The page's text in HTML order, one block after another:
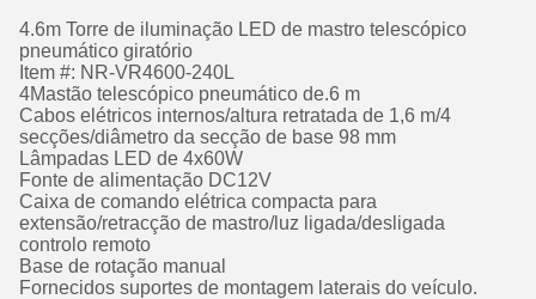
4.6m Torre de iluminação LED de mastro telescópico
pneumático giratório
Item #: NR-VR4600-240L
4Mastão telescópico pneumático de.6 m
Cabos elétricos internos/altura retratada de 1,6 m/4
secções/diâmetro da secção de base 98 mm
Lâmpadas LED de 4x60W
Fonte de alimentação DC12V
Caixa de comando elétrica compacta para
extensão/retracção de mastro/luz ligada/desligada
controlo remoto
Base de rotação manual
Fornecidos suportes de montagem laterais do veículo.